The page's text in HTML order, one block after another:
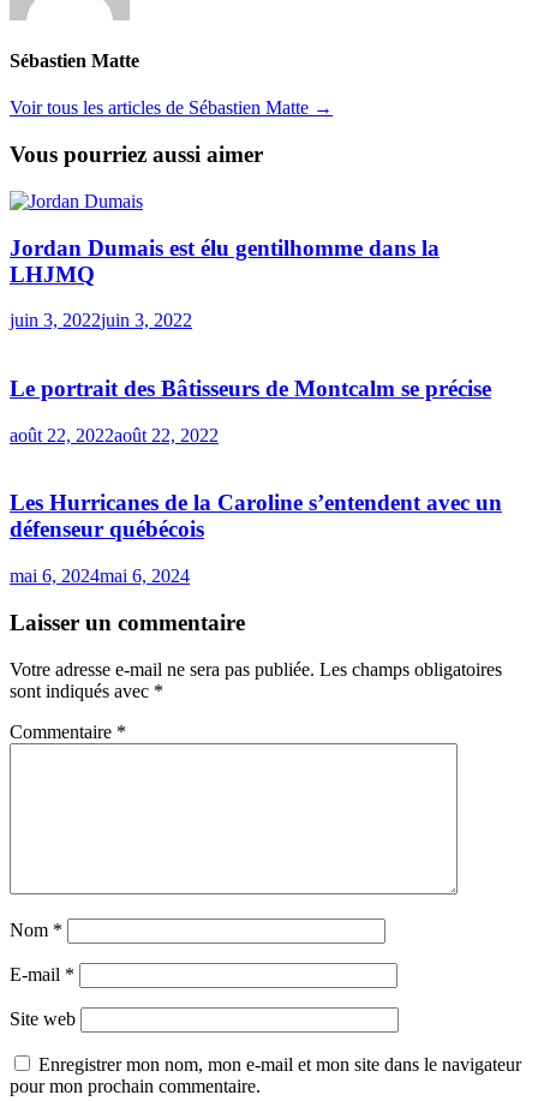
Sébastien Matte
Voir tous les articles de Sébastien Matte →
Vous pourriez aussi aimer
Jordan Dumais est élu gentilhomme dans la
LHJMQ
juin 3, 2022juin 3, 2022
Le portrait des Bâtisseurs de Montcalm se précise
août 22, 2022août 22, 2022
Les Hurricanes de la Caroline s’entendent avec un
défenseur québécois
mai 6, 2024mai 6, 2024
Laisser un commentaire
Votre adresse e-mail ne sera pas publiée. Les champs obligatoires
sont indiqués avec *
Commentaire *
Nom *
E-mail *
Site web
Enregistrer mon nom, mon e-mail et mon site dans le navigateur
pour mon prochain commentaire.